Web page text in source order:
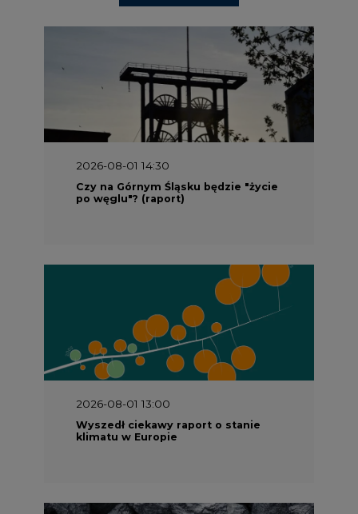
2026-08-01 14:30
Czy na Górnym Śląsku będzie "życie
po węglu"? (raport)
2026-08-01 13:00
Wyszedł ciekawy raport o stanie
klimatu w Europie